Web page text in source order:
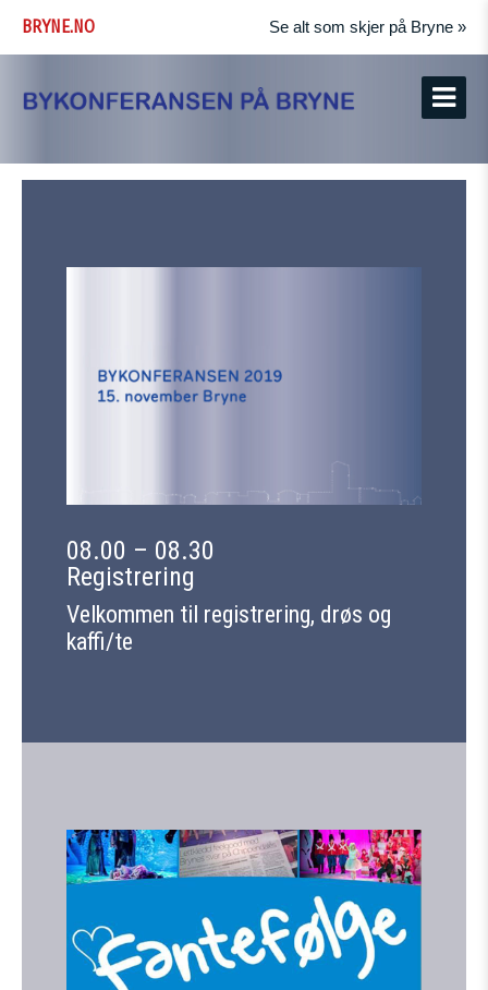
BRYNE.NO Se alt som skjer på Bryne »
08.00 – 08.30
Registrering
Velkommen til registrering, drøs og
kaffi/te